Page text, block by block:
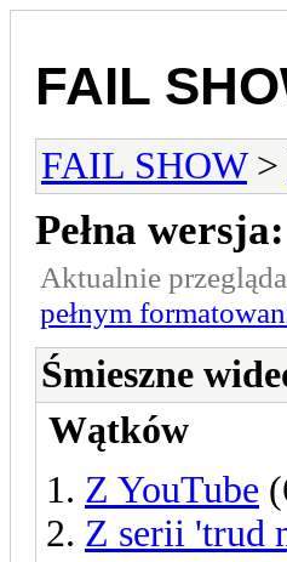
FAIL
FAIL SHOW>
Pełna wersja:
Aktualnie
pełnym
Śmieszne
Wątków
Z YouTube
Z serii 'trud